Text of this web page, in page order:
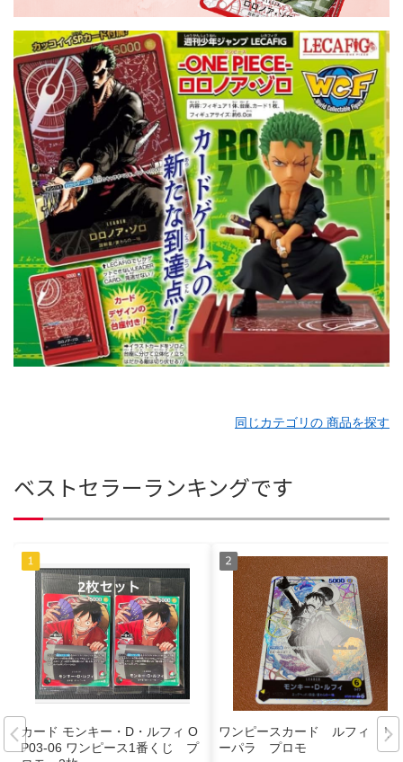
同じカテゴリの 商品を探す
ベストセラーランキングです
カード モンキー・D・ルフィ O
P03-06 ワンピース1番くじ プ
ワンピースカード ルフィ リ
ーパラ プロモ